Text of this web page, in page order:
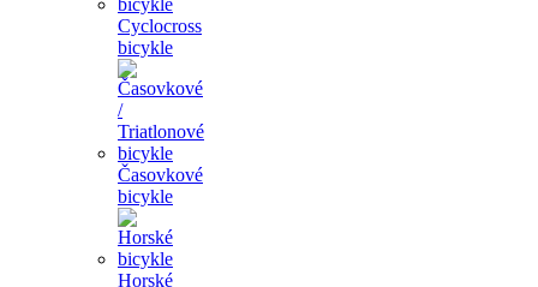
Cyclocross
bicykle
Časovkové
bicykle
Horské